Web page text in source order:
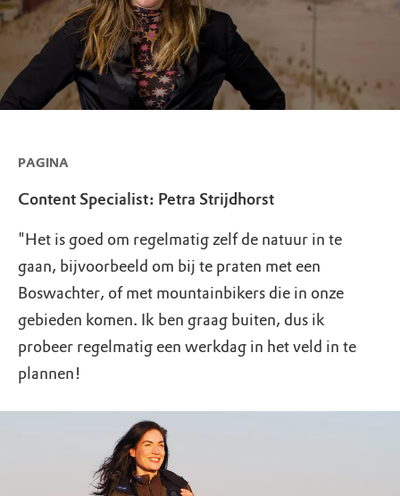
PAGINA
Content Specialist: Petra Strijdhorst
"Het is goed om regelmatig zelf de natuur in te
gaan, bijvoorbeeld om bij te praten met een
Boswachter, of met mountainbikers die in onze
gebieden komen. Ik ben graag buiten, dus ik
probeer regelmatig een werkdag in het veld in te
plannen!